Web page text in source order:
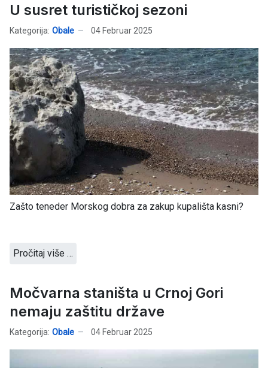
U susret turističkoj sezoni
Kategorija: Obale 04 Februar 2025
Zašto teneder Morskog dobra za zakup kupališta kasni?
Pročitaj više …
Močvarna staništa u Crnoj Gori
nemaju zaštitu države
Kategorija: Obale 04 Februar 2025